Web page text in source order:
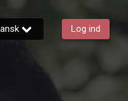
Log ind